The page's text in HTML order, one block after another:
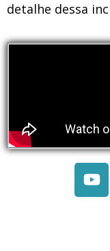
detalhe dessa